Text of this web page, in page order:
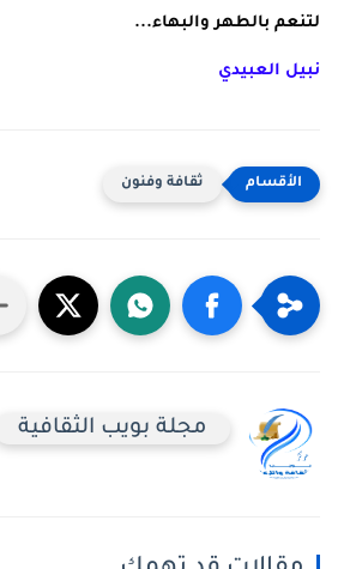
لتنعم بالطهر والبهاء...
نبيل العبيدي
ثقافة وفنون
مجلة بويب الثقافية